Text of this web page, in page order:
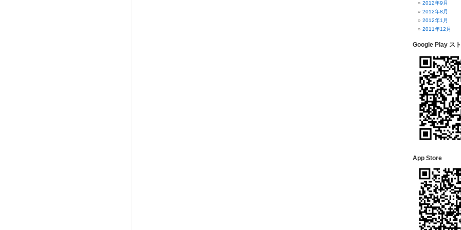
2012年9月
2012年8月
2012年1月
2011年12月
Google Play ス
App Store